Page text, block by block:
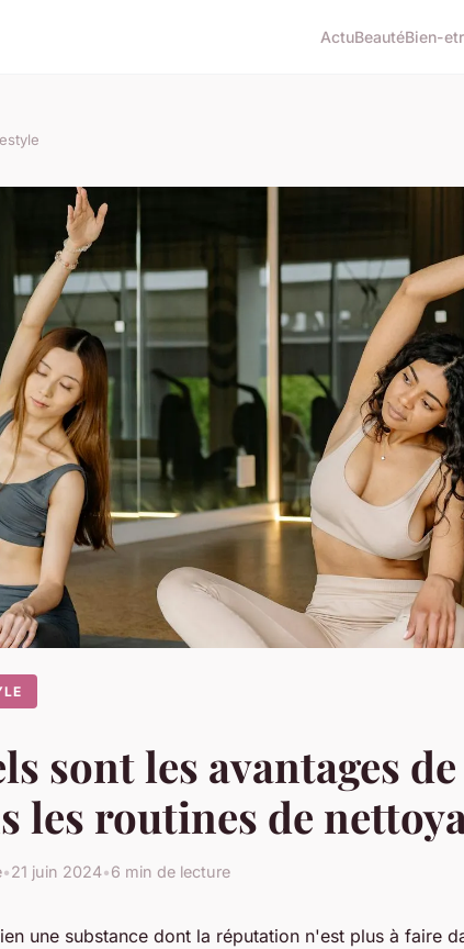
ActuBeautéBien-
sont les avantages
les routines de
•21 juin 2024•6 min de lecture
une substance dont la réputation n'est plus à faire